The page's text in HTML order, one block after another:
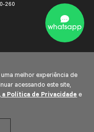
260
whatsapp
melhor experiência de
acessando este site,
a Política de Privacidade e